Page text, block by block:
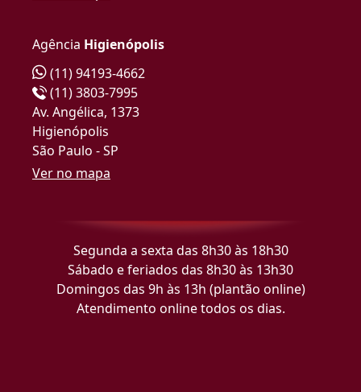
Agência Higienópolis
(11) 94193-4662
(11) 3803-7995
Av. Angélica, 1373
Higienópolis
São Paulo - SP
Ver no mapa
Segunda a sexta das 8h30 às 18h30
Sábado e feriados das 8h30 às 13h30
Domingos das 9h às 13h (plantão online)
Atendimento online todos os dias.